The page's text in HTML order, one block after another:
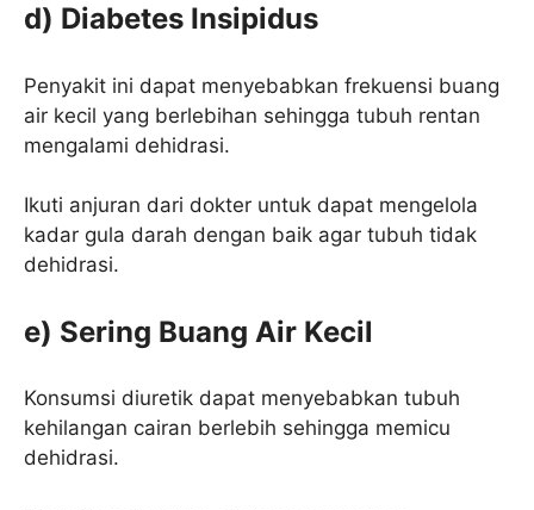
d) Diabetes Insipidus
Penyakit ini dapat menyebabkan frekuensi buang
air kecil yang berlebihan sehingga tubuh rentan
mengalami dehidrasi.
Ikuti anjuran dari dokter untuk dapat mengelola
kadar gula darah dengan baik agar tubuh tidak
dehidrasi.
e) Sering Buang Air Kecil
Konsumsi diuretik dapat menyebabkan tubuh
kehilangan cairan berlebih sehingga memicu
dehidrasi.